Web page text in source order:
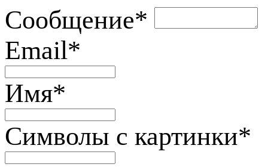
Сообщение*
Email*
Имя*
Символы с картинки*